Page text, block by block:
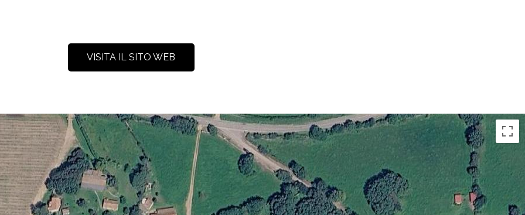
VISITA IL SITO WEB